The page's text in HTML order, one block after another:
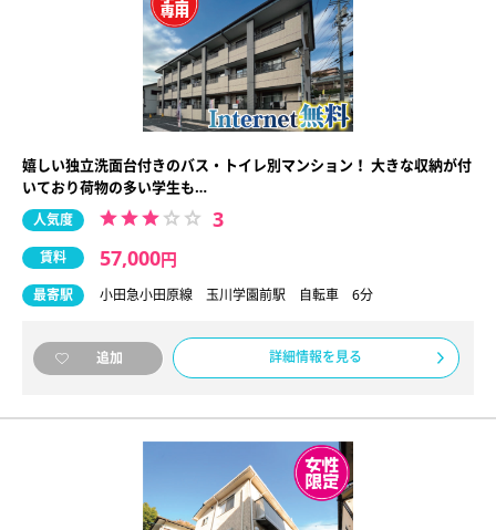
嬉しい独立洗面台付きのバス・トイレ別マンション！ 大きな収納が付
いており荷物の多い学生も…
人気度 3
賃料 57,000円
最寄駅 小田急小田原線 玉川学園前駅 自転車 6分
追加 詳細情報を見る